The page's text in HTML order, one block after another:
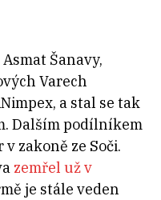
Šanavy,
Varech
a stal se tak
Dalším podílníkem
v zakoně ze Soči.
zemřel už v
je stále veden